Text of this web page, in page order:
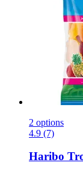
2 options
4.9 (7)
Haribo